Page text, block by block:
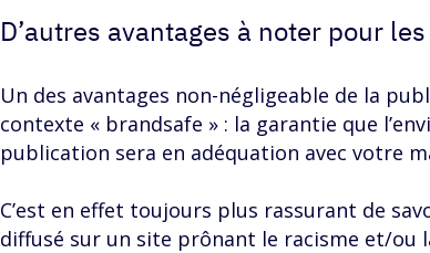
D’autres avantages à noter pour
Un des avantages non-négligeable de la
contexte « brandsafe » : la garantie que
publication sera en adéquation avec votre
C’est en effet toujours plus rassurant de
diffusé sur un site prônant le racisme et/ou